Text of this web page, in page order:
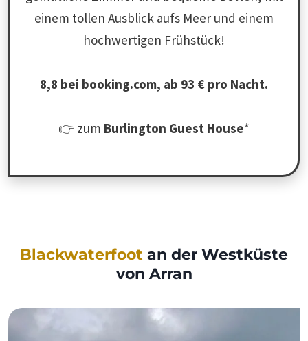
einem tollen Ausblick aufs Meer und einem
hochwertigen Frühstück!
8,8 bei booking.com, ab 93 € pro Nacht.
👉 zum Burlington Guest House*
Blackwaterfoot an der Westküste
von Arran